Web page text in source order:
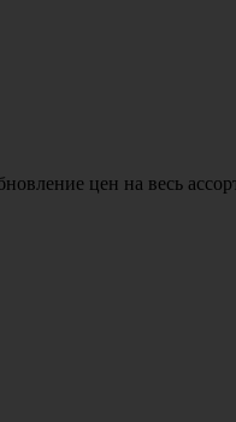
цен на весь